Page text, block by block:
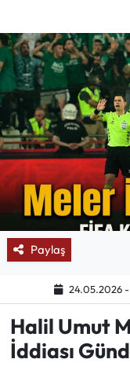
Paylaş
24.05.2026
Halil Umut
İddiası
Mektup Galeri
Röportaj
Manşet
Köşe Yazıları
Karikatür
BIK
Mektup Galeri